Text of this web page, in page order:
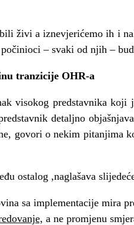
živi a iznevjerićemo ih i
– svaki od njih –
tranzicije OHR-a
visokog predstavnika koji
detaljno
govori o nekim pitanjima
ostalog ,naglašava
sa implementacije mira
a ne promjenu